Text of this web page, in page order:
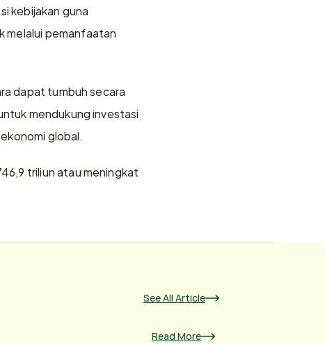
kebijakan guna
melalui pemanfaatan
dapat tumbuh secara
mendukung investasi
global.
triliun atau meningkat
See All Article
Read More